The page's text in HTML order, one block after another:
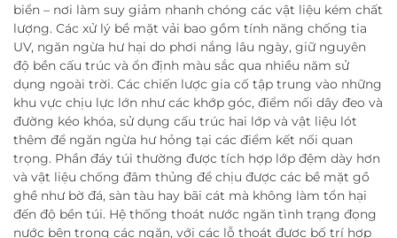
biển – nơi làm suy giảm nhanh chóng các vật liệu kém chất
lượng. Các xử lý bề mặt vải bao gồm tính năng chống tia
UV, ngăn ngừa hư hại do phơi nắng lâu ngày, giữ nguyên
độ bền cấu trúc và ổn định màu sắc qua nhiều năm sử
dụng ngoài trời. Các chiến lược gia cố tập trung vào những
khu vực chịu lực lớn như các khớp góc, điểm nối dây đeo và
đường kéo khóa, sử dụng cấu trúc hai lớp và vật liệu lót
thêm để ngăn ngừa hư hỏng tại các điểm kết nối quan
trọng. Phần đáy túi thường được tích hợp lớp đệm dày hơn
và vật liệu chống đâm thủng để chịu được các bề mặt gồ
ghề như bờ đá, sàn tàu hay bãi cát mà không làm tổn hại
đến độ bền túi. Hệ thống thoát nước ngăn tình trạng đọng
nước bên trong các ngăn, với các lỗ thoát được bố trí hợp